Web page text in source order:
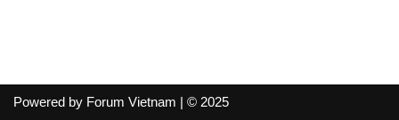
Powered by Forum Vietnam | © 2025